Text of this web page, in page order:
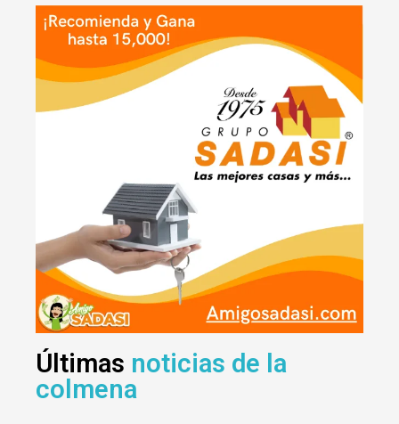
Últimas noticias de la
colmena